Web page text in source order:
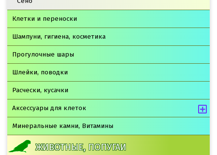
Клетки и переноски
Шампуни, гигиена, косметика
Прогулочные шары
Шлейки, поводки
Расчески, кусачки
Аксессуары для клеток
Минеральные камни, Витамины
ЖИВОТНЫЕ, ПОПУГАИ